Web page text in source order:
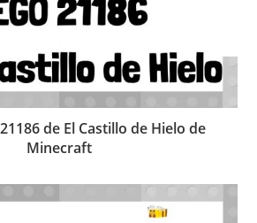
de El Castillo de Hielo de
Minecraft